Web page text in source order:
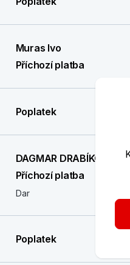
Muras Ivo
Příchozí platba
Poplatek
DAGMAR DRABÍKOVÁ
Příchozí platba
Dar
Poplatek